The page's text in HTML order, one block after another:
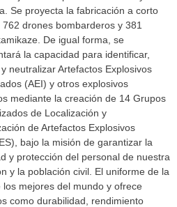
Se proyecta la fabricación a corto
762 drones bombarderos y 381
De igual forma, se
la capacidad para identificar,
neutralizar Artefactos Explosivos
(AEI) y otros explosivos
mediante la creación de 14 Grupos
de Localización y
de Artefactos Explosivos
bajo la misión de garantizar la
y protección del personal de nuestra
y la población civil. El uniforme de la
los mejores del mundo y ofrece
como durabilidad, rendimiento